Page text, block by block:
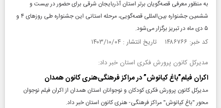
به منظور معرفی قصه‌گویان برتر استان آذربایجان شرقی برای حضور در بیست و
ششمین جشنواره بین‌المللی قصه‌گویی، مرحله استانی این جشنواره طی روزهای ۴ و
۵ دی ماه در تبریز برگزار می‌شود.
کد خبر: ۱۴۸۶۷۶۶ تاریخ انتشار : ۱۴۰۳/۱۰/۰۴
مدیرکل کانون پرورش فکری استان خبر داد:
اکران فیلم”باغ کیانوش” در مراکز فرهنگی‌هنری کانون همدان
مدیرکل کانون پرورش فکری کودکان و نوجوانان استان همدان از اکران فیلم نوجوان
محور "باغ کیانوش" مراکز فرهنگی- هنری کانون استان خبر داد.